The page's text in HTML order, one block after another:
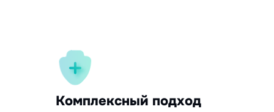
Комплексный подход